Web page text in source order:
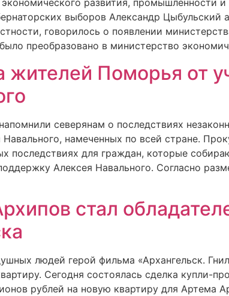
развития, промышленности и
выборов Александр Цыбульский
говорилось о появлении
преобразовано в министерство
жителей Поморья от
северянам о последствиях
намеченных по всей стране.
последствиях для граждан, которые
Алексея Навального. Согласно
стал
людей герой фильма «Архангельск.
Сегодня состоялась сделка купли-
рублей на новую квартиру для Артема